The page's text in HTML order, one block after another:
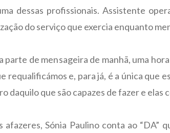
dessas profissionais. Assistente
do serviço que exercia enquanto
parte de mensageira de manhã, uma
requalificámos e, para já, é a única
daquilo que são capazes de fazer e
afazeres, Sónia Paulino conta ao